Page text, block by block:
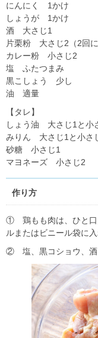
にんにく 1かけ
しょうが 1かけ
酒 大さじ1
片栗粉 大さじ2（2回に
カレー粉 小さじ2
塩 ふたつまみ
黒こしょう 少し
油 適量
【タレ】
しょう油 大さじ1と小
みりん 大さじ1と小さ
砂糖 小さじ1
マヨネーズ 小さじ2
作り方
① 鶏もも肉は、ひと口
ルまたはビニール袋に入
② 塩、黒コショウ、酒